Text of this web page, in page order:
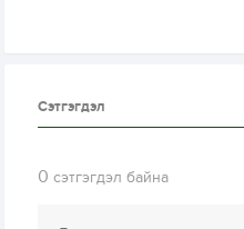
Сэтгэгдэл
0 сэтгэгдэл байна